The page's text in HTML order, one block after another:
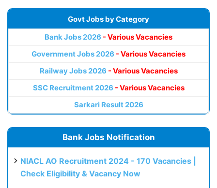
Govt Jobs by Category
Bank Jobs 2026 - Various Vacancies
Government Jobs 2026 - Various Vacancies
Railway Jobs 2026 - Various Vacancies
SSC Recruitment 2026 - Various Vacancies
Sarkari Result 2026
Bank Jobs Notification
NIACL AO Recruitment 2024 - 170 Vacancies |
Check Eligibility & Vacancy Now